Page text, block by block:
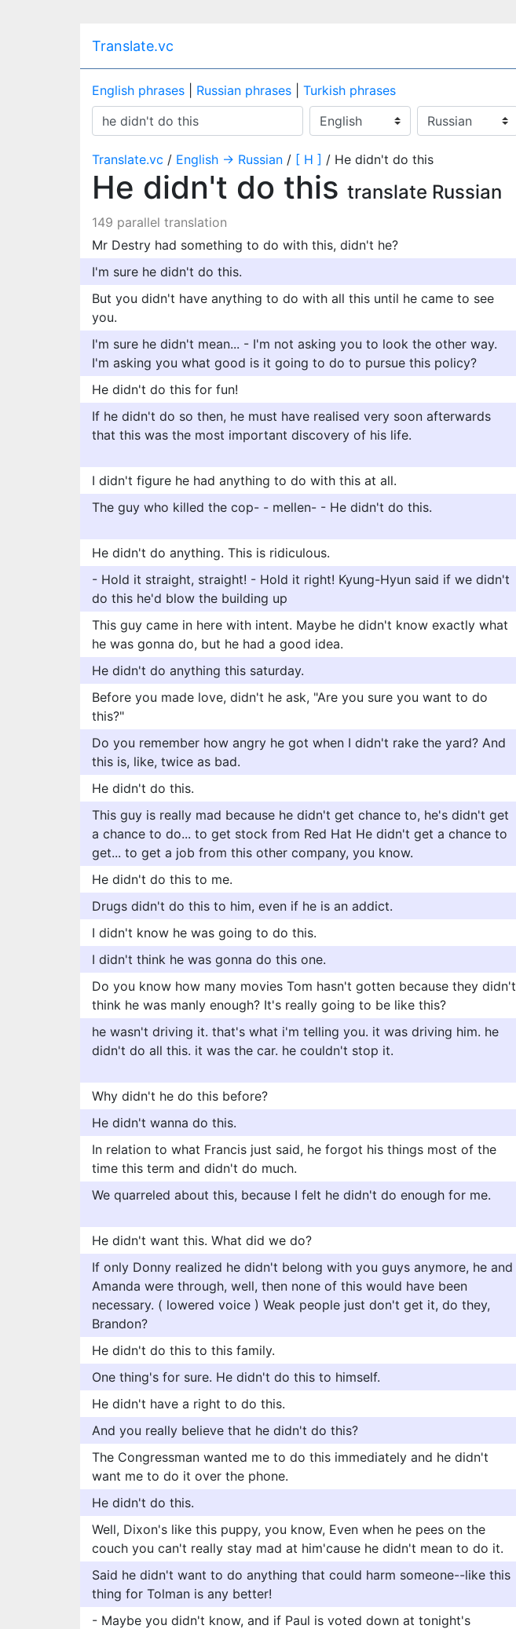
Translate.vc
English phrases Russian phrases
Turkish phrases
Translate.vc / English → Russian / [ H ] / He didn't do this
He didn't do this translate Russian
149 parallel translation
Mr Destry had something to do with this, didn't he?
I'm sure he didn't do this.
But you didn't have anything to do with all this until he came to see
you.
I'm sure he didn't mean... - I'm not asking you to look the other way.
I'm asking you what good is it going to do to pursue this policy?
He didn't do this for fun!
If he didn't do so then, he must have realised very soon afterwards
that this was the most important discovery of his life.
I didn't figure he had anything to do with this at all.
The guy who killed the cop- - mellen- - He didn't do this.
He didn't do anything. This is ridiculous.
- Hold it straight, straight! - Hold it right! Kyung-Hyun said if we didn't
do this he'd blow the building up
This guy came in here with intent. Maybe he didn't know exactly what
he was gonna do, but he had a good idea.
He didn't do anything this saturday.
Before you made love, didn't he ask, "Are you sure you want to do
this?"
Do you remember how angry he got when I didn't rake the yard? And
this is, like, twice as bad.
He didn't do this.
This guy is really mad because he didn't get chance to, he's didn't get
a chance to do... to get stock from Red Hat He didn't get a chance to
get... to get a job from this other company, you know.
He didn't do this to me.
Drugs didn't do this to him, even if he is an addict.
I didn't know he was going to do this.
I didn't think he was gonna do this one.
Do you know how many movies Tom hasn't gotten because they didn't
think he was manly enough? It's really going to be like this?
he wasn't driving it. that's what i'm telling you. it was driving him. he
didn't do all this. it was the car. he couldn't stop it.
Why didn't he do this before?
He didn't wanna do this.
In relation to what Francis just said, he forgot his things most of the
time this term and didn't do much.
We quarreled about this, because I felt he didn't do enough for me.
He didn't want this. What did we do?
If only Donny realized he didn't belong with you guys anymore, he and
Amanda were through, well, then none of this would have been
necessary. ( lowered voice ) Weak people just don't get it, do they,
Brandon?
He didn't do this to this family.
One thing's for sure. He didn't do this to himself.
He didn't have a right to do this.
And you really believe that he didn't do this?
The Congressman wanted me to do this immediately and he didn't
want me to do it over the phone.
He didn't do this.
Well, Dixon's like this puppy, you know, Even when he pees on the
couch you can't really stay mad at him'cause he didn't mean to do it.
Said he didn't want to do anything that could harm someone--like this
thing for Tolman is any better!
- Maybe you didn't know, and if Paul is voted down at tonight's